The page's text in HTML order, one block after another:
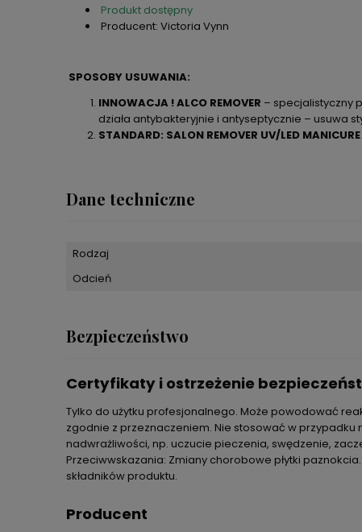
Produkt dostępny
Producent: Victoria Vynn
SPOSOBY USUWANIA:
INNOWACJA ! ALCO REMOVER – specjalistyczny
działa antybakteryjnie i antyseptycznie – usuwa
STANDARD: SALON REMOVER UV/LED MANICURE
Dane techniczne
Rodzaj
Odcień
Bezpieczeństwo
Certyfikaty i ostrzeżenie
Tylko do użytku profesjonalnego. Może powodować
zgodnie z przeznaczeniem. Nie stosować w
nadwrażliwości, np. uczucie pieczenia, swędzenie,
Przeciwwskazania: Zmiany chorobowe płytki
składników produktu.
Producent